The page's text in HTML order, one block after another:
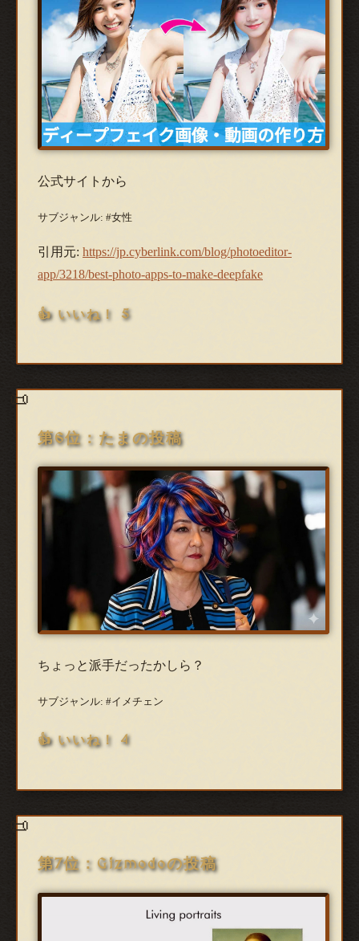
公式サイトから
サブジャンル: #女性
引用元: https://jp.cyberlink.com/blog/photoeditor-
app/3218/best-photo-apps-to-make-deepfake
👍 いいね！ 5
第6位：たまの投稿
ちょっと派手だったかしら？
サブジャンル: #イメチェン
👍 いいね！ 4
第7位：Gizmodoの投稿